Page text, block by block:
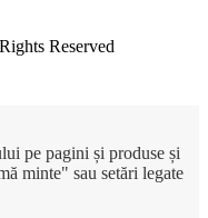
Reserved
pe pagini și produse și
minte" sau setări legate